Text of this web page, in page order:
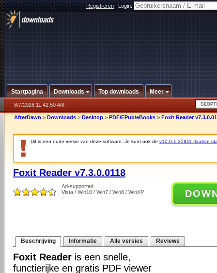
Registreren|Login:
Startpagina Downloads Top downloads Meer
8/7/2026 11:42:50 AM
AfterDawn > Downloads > Desktop > PDF/EPub/eBooks > Foxit Reader
Dit is een oude versie van deze software. Je kunt ook de v10.0.1.35811 (laatste
Foxit Reader v7.3.0.0118
Ad-supported
Vista / Win10 / Win7 / Win8 / WinXP
Beschrijving Informatie Alle versies Reviews
Foxit Reader is een snelle,
functierijke en gratis PDF viewer